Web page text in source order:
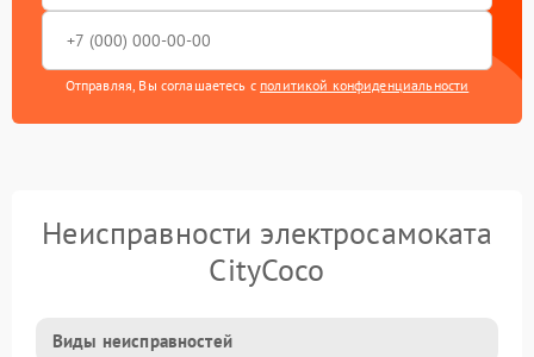
Отправляя, Вы соглашаетесь с политикой конфиденциальности
Неисправности электросамоката
CityCoco
Виды неисправностей